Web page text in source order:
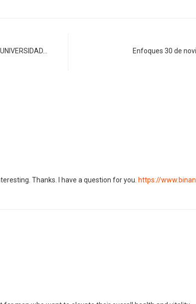
Enfoques 30 de
Thanks. I have a question for you. https://